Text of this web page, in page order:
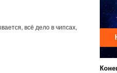
всё дело в чипсах,